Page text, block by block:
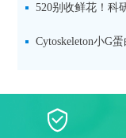
双赋能，下单即
520别收鲜花！科
卡！
Cytoskeleton小G